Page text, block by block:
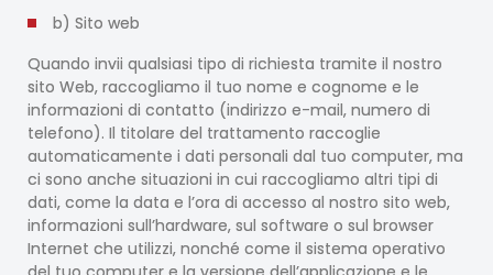
b) Sito web
Quando invii qualsiasi tipo di richiesta tramite il nostro
sito Web, raccogliamo il tuo nome e cognome e le
informazioni di contatto (indirizzo e-mail, numero di
telefono). Il titolare del trattamento raccoglie
automaticamente i dati personali dal tuo computer, ma
ci sono anche situazioni in cui raccogliamo altri tipi di
dati, come la data e l’ora di accesso al nostro sito web,
informazioni sull’hardware, sul software o sul browser
Internet che utilizzi, nonché come il sistema operativo